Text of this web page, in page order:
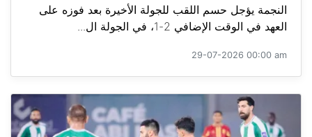
النجمة يؤجل حسم اللقب للجولة الأخيرة بعد فوزه على
العهد في الوقت الإضافي 2-1، في الجولة ال...
29-07-2026 00:00 am